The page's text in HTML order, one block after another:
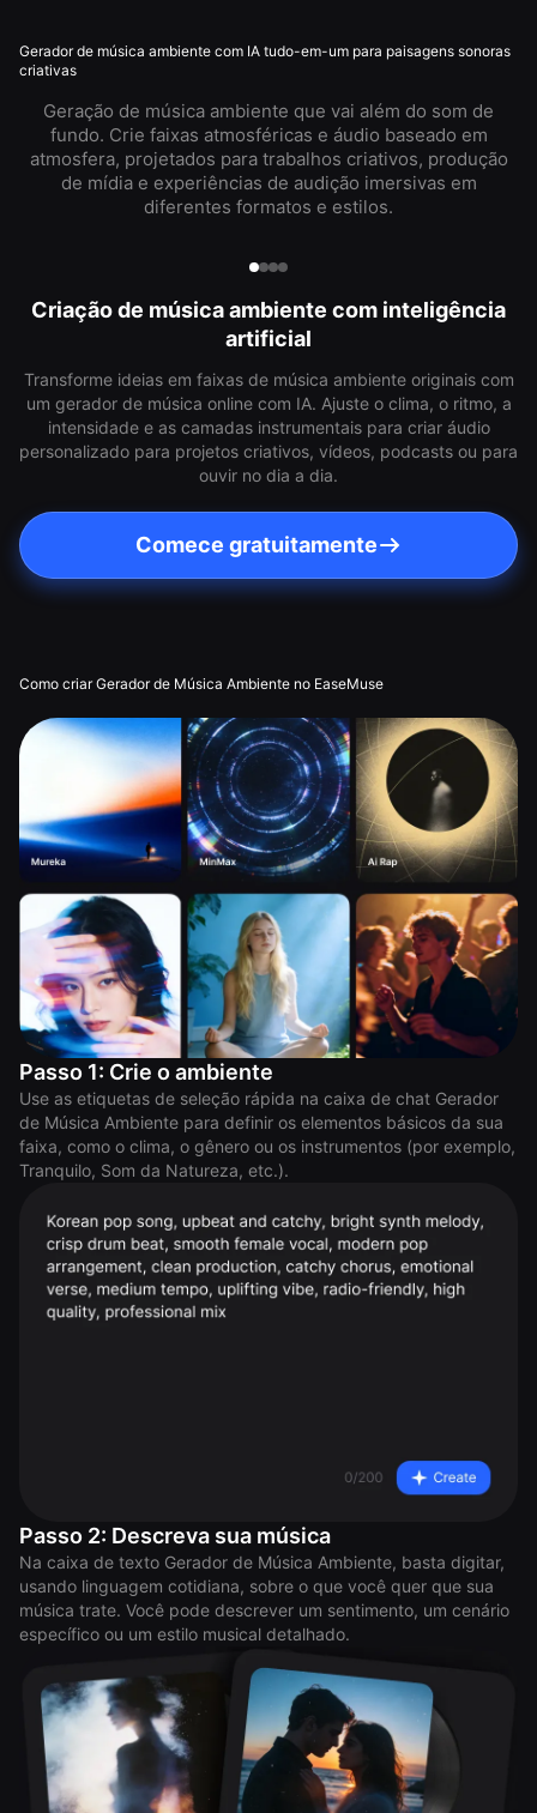
Gerador de música ambiente com IA tudo-em-um para paisagens sonoras
criativas
Geração de música ambiente que vai além do som de
fundo. Crie faixas atmosféricas e áudio baseado em
atmosfera, projetados para trabalhos criativos, produção
de mídia e experiências de audição imersivas em
diferentes formatos e estilos.
Criação de música ambiente com inteligência
artificial
Transforme ideias em faixas de música ambiente originais com
um gerador de música online com IA. Ajuste o clima, o ritmo, a
intensidade e as camadas instrumentais para criar áudio
personalizado para projetos criativos, vídeos, podcasts ou para
ouvir no dia a dia.
Comece gratuitamente
Como criar Gerador de Música Ambiente no EaseMuse
Passo 1: Crie o ambiente
Use as etiquetas de seleção rápida na caixa de chat Gerador
de Música Ambiente para definir os elementos básicos da sua
faixa, como o clima, o gênero ou os instrumentos (por exemplo,
Tranquilo, Som da Natureza, etc.).
Passo 2: Descreva sua música
Na caixa de texto Gerador de Música Ambiente, basta digitar,
usando linguagem cotidiana, sobre o que você quer que sua
música trate. Você pode descrever um sentimento, um cenário
específico ou um estilo musical detalhado.